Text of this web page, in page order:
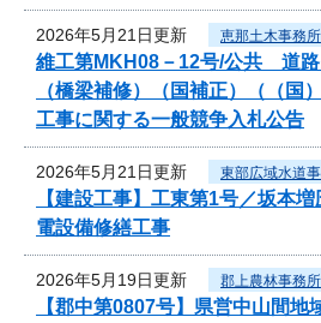
2026年5月21日更新 恵那土木事務所
維工第MKH08－12号/公共 道
（橋梁補修）（国補正）（（国
工事に関する一般競争入札公告
2026年5月21日更新 東部広域水道
【建設工事】工東第1号／坂本
電設備修繕工事
2026年5月19日更新 郡上農林事務所
【郡中第0807号】県営中山間